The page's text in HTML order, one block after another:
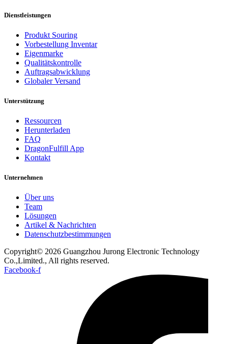
Dienstleistungen
Produkt Souring
Vorbestellung Inventar
Eigenmarke
Qualitätskontrolle
Auftragsabwicklung
Globaler Versand
Unterstützung
Ressourcen
Herunterladen
FAQ
DragonFulfill App
Kontakt
Unternehmen
Über uns
Team
Lösungen
Artikel & Nachrichten
Datenschutzbestimmungen
Copyright© 2026 Guangzhou Jurong Electronic Technology
Co.,Limited., All rights reserved.
Facebook-f